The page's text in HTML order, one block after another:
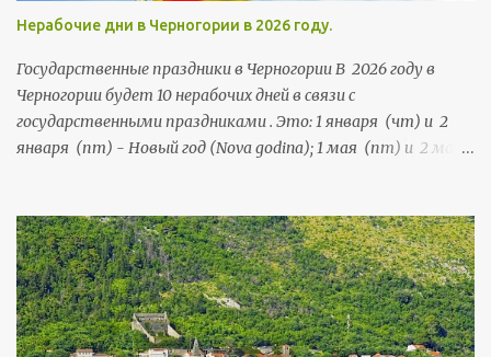
Нерабочие дни в Черногории в 2026 году.
Государственные праздники в Черногории В 2026 году в
Черногории будет 10 нерабочих дней в связи с
государственными праздниками . Это: 1 января (чт) и 2
января (пт) - Новый год (Nova godina); 1 мая (пт) и 2 мая
и 14 июля (вт) - День государственности (Dan državnosti);
13 ноября (пт) и 14 ноября (сб) - Негошев день (Njegošev
dan), праздник черногорской культуры .